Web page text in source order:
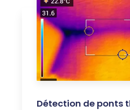
Détection de ponts